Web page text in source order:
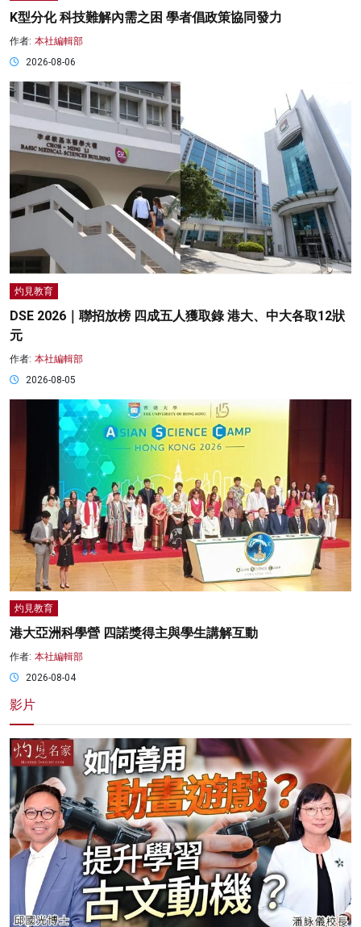
K型分化 科技難解內需之困 學者倡政策協同發力
作者: 本社編輯部
2026-08-06
灼見教育
DSE 2026｜聯招放榜 四成五人獲取錄 港大、中大各取12狀
元
作者: 本社編輯部
2026-08-05
灼見教育
港大亞洲科學營 四諾獎得主與學生講解互動
作者: 本社編輯部
2026-08-04
影片